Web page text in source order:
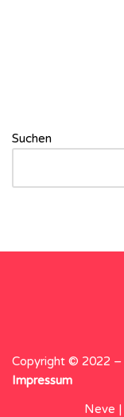
Suchen
Copyright © 2022 –
Impressum
Neve